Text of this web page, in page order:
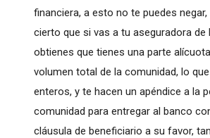
financiera, a esto no te puedes
cierto que si vas a tu aseguradora de
obtienes que tienes una parte
volumen total de la comunidad, lo
enteros, y te hacen un apéndice a la
comunidad para entregar al banco
cláusula de beneficiario a su favor,